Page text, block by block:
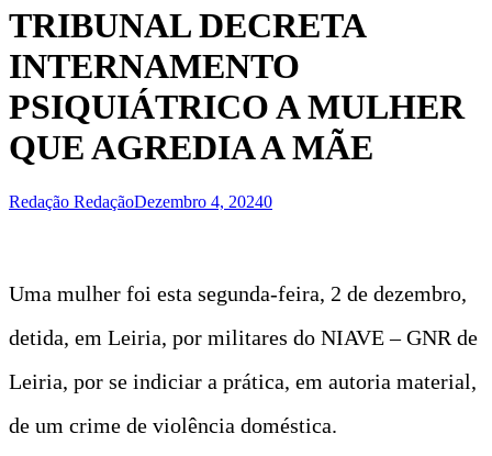
TRIBUNAL DECRETA
INTERNAMENTO
PSIQUIÁTRICO A MULHER
QUE AGREDIA A MÃE
Redação RedaçãoDezembro 4, 20240
Uma mulher foi esta segunda-feira, 2 de dezembro,
detida, em Leiria, por militares do NIAVE – GNR de
Leiria, por se indiciar a prática, em autoria material,
de um crime de violência doméstica.